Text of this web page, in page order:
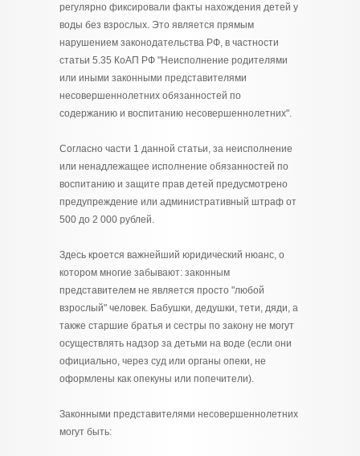
регулярно фиксировали факты нахождения детей у
воды без взрослых. Это является прямым
нарушением законодательства РФ, в частности
статьи 5.35 КоАП РФ "Неисполнение родителями
или иными законными представителями
несовершеннолетних обязанностей по
содержанию и воспитанию несовершеннолетних".
Согласно части 1 данной статьи, за неисполнение
или ненадлежащее исполнение обязанностей по
воспитанию и защите прав детей предусмотрено
предупреждение или административный штраф от
500 до 2 000 рублей.
Здесь кроется важнейший юридический нюанс, о
котором многие забывают: законным
представителем не является просто "любой
взрослый" человек. Бабушки, дедушки, тети, дяди, а
также старшие братья и сестры по закону не могут
осуществлять надзор за детьми на воде (если они
официально, через суд или органы опеки, не
оформлены как опекуны или попечители).
Законными представителями несовершеннолетних
могут быть: